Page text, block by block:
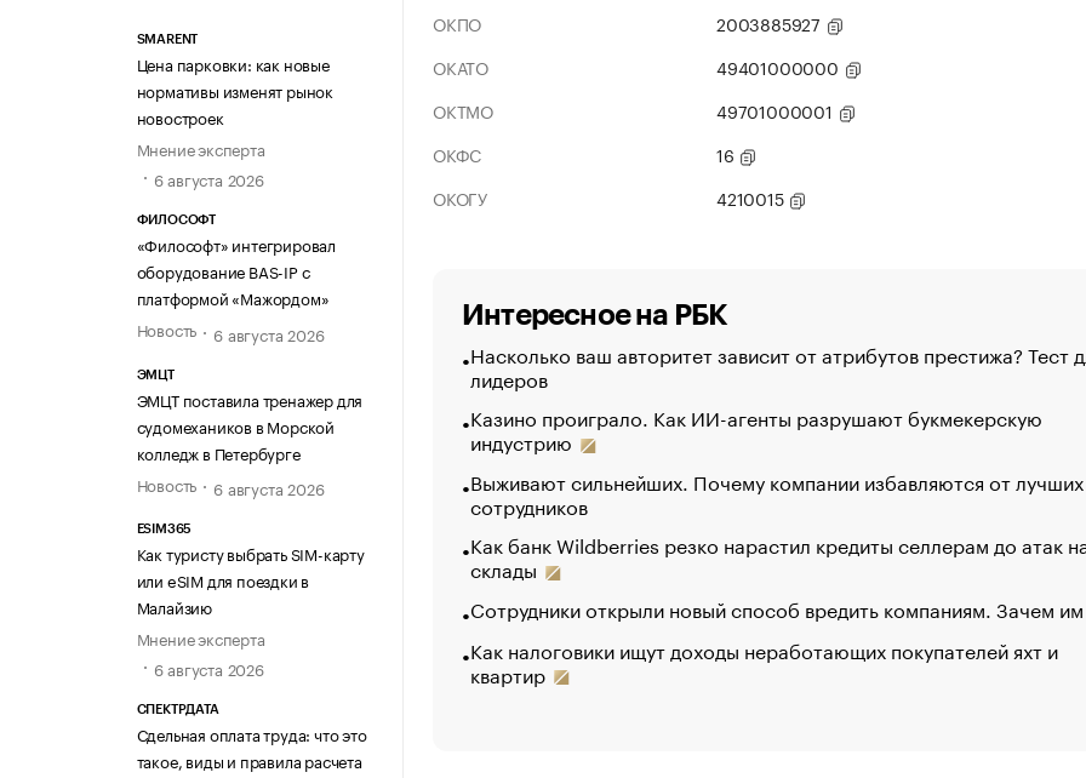
SMARENT
Цена парковки: как новые
нормативы изменят рынок
новостроек
Мнение эксперта
6 августа 2026
ФИЛОСОФТ
«Философт» интегрировал
оборудование BAS-IP с
платформой «Мажордом»
Новость
6 августа 2026
ЭМЦТ
ЭМЦТ поставила тренажер для
судомехаников в Морской
колледж в Петербурге
Новость
6 августа 2026
ESIM365
Как туристу выбрать SIM-карту
или eSIM для поездки в
Малайзию
Мнение эксперта
6 августа 2026
СПЕКТРДАТА
Сдельная оплата труда: что это
такое, виды и правила расчета
ОКПО
2003885927
ОКАТО
49401000000
ОКТМО
49701000001
ОКФС
16
ОКОГУ
4210015
Интересное на РБК
Насколько ваш авторитет зависит от атрибутов престижа? Тест
лидеров
Казино проиграло. Как ИИ-агенты разрушают букмекерскую
индустрию
Выживают сильнейших. Почему компании избавляются от лучших
сотрудников
Как банк Wildberries резко нарастил кредиты селлерам до атак
склады
Сотрудники открыли новый способ вредить компаниям. Зачем
Как налоговики ищут доходы неработающих покупателей яхт и
квартир